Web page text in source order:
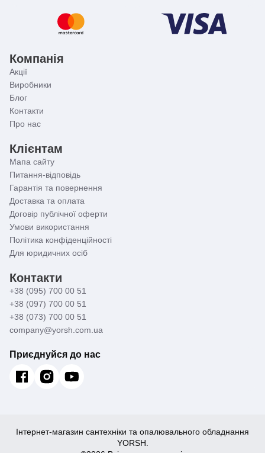
Компанія
Акції
Виробники
Блог
Контакти
Про нас
Клієнтам
Мапа сайту
Питання-відповідь
Гарантія та повернення
Доставка та оплата
Договір публічної оферти
Умови використання
Політика конфіденційності
Для юридичних осіб
Контакти
+38 (095) 700 00 51
+38 (097) 700 00 51
+38 (073) 700 00 51
company@yorsh.com.ua
Приєднуйся до нас
Інтернет-магазин сантехніки та опалювального обладнання
YORSH.